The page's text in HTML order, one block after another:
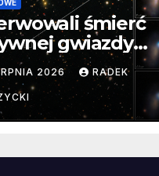
śmierć
gwiazdy
cenne
2026 RADEK